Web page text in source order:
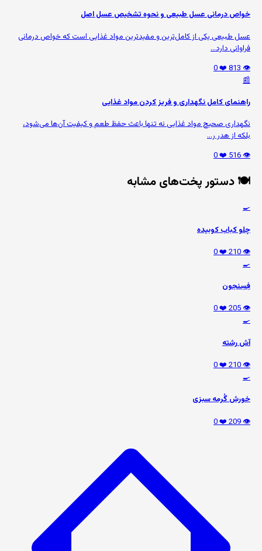
خواص درمانی عسل طبیعی و نحوه تشخیص عسل اصل
عسل طبیعی یکی از کامل‌ترین و مفیدترین مواد غذایی است که خواص درمانی
فراوانی دارد...
👁️ 813
❤️ 0
📰
راهنمای کامل نگهداری و فریز کردن مواد غذایی
نگهداری صحیح مواد غذایی نه تنها باعث حفظ طعم و کیفیت آن‌ها می‌شود،
بلکه از هدر ر...
👁️ 516
❤️ 0
🍽️ دستور پخت‌های مشابه
🍳
چلو کباب کوبیده
👁️ 210
❤️ 0
🍳
فِسِنجون
👁️ 205
❤️ 0
🍳
آش رشته
👁️ 210
❤️ 0
🍳
خورش گُرمه سبزی
👁️ 209
❤️ 0